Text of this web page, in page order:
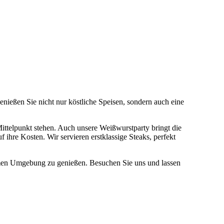
Sie nicht nur köstliche Speisen, sondern auch eine
stehen. Auch unsere Weißwurstparty bringt die
Kosten. Wir servieren erstklassige Steaks, perfekt
Umgebung zu genießen. Besuchen Sie uns und lassen